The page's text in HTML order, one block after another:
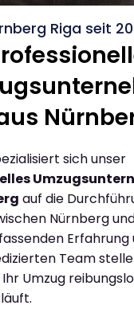
Riga seit
sich unser
auf die
Nürnberg
Erfahrung
Team
Umzug